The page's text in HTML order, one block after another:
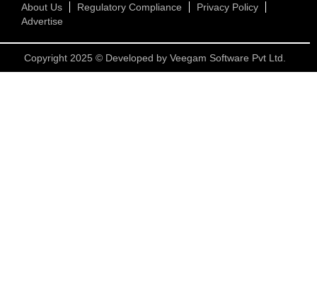
About Us Regulatory Compliance
Privacy Policy
Advertise
Copyright 2025 © Developed by Veegam Software Pvt Ltd.